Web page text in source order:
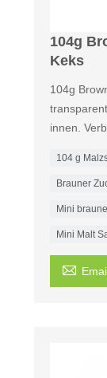
104g
Keks
104g
innen.
104 g
Brauner
Mini
Mini Malt
